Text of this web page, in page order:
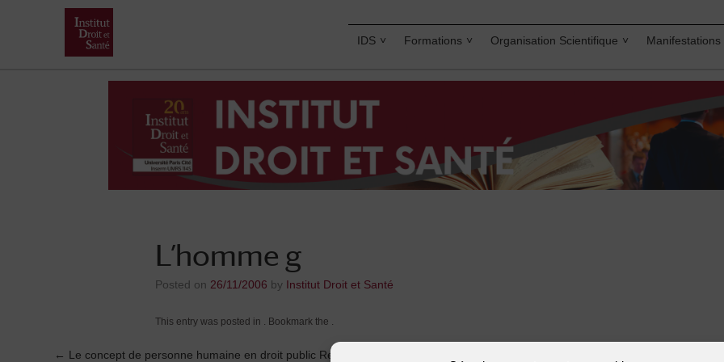
IDS Formations Organisation Scientifique Manifestations
L’homme g
Posted on 26/11/2006 by Institut Droit et Santé
This entry was posted in . Bookmark the .
← Le concept de personne humaine en droit public Recherche sur le sujet des droits fondamentaux